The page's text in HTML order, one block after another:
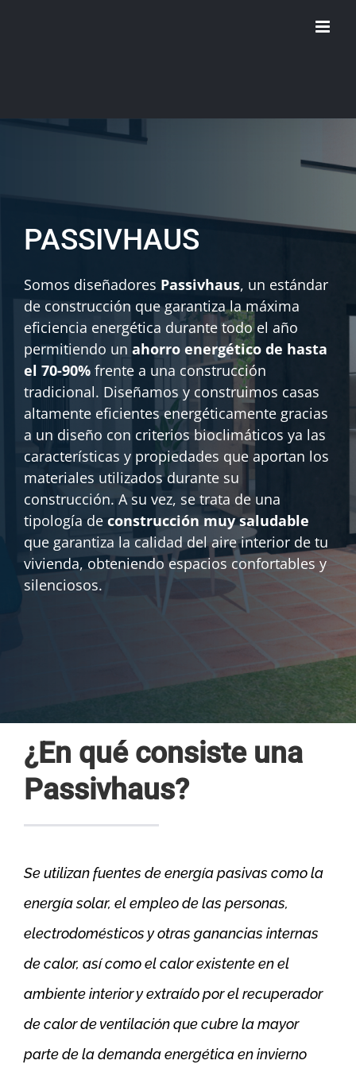
PASSIVHAUS
Somos diseñadores Passivhaus, un estándar
de construcción que garantiza la máxima
eficiencia energética durante todo el año
permitiendo un ahorro energético de hasta
el 70-90%frente a una construcción
tradicional. Diseñamos y construimos casas
altamente eficientes energéticamente gracias
a un diseño con criterios bioclimáticos ya las
características y propiedades que aportan los
materiales utilizados durante su
construcción. A su vez, se trata de una
tipología de construcción muy saludable
que garantiza la calidad del aire interior de tu
vivienda, obteniendo espacios confortables y
silenciosos.
¿En qué consiste una
Passivhaus?
Se utilizan fuentes de energía pasivas como la
energía solar, el empleo de las personas,
electrodomésticos y otras ganancias internas
de calor, así como el calor existente en el
ambiente interior y extraído por el recuperador
de calor de ventilación que cubre la mayor
parte de la demanda energética en invierno